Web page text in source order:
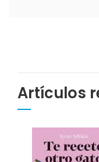
Artículos